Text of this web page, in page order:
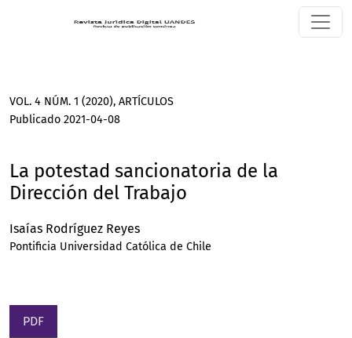
La potestad sancionatoria de la Dirección del Trabajo
VOL. 4 NÚM. 1 (2020), ARTÍCULOS
La potestad sancionatoria de la
Dirección del Trabajo
Publicado 2021-04-08
Isaías Rodríguez Reyes
Pontificia Universidad Católica de Chile
PDF